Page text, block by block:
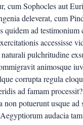
cum Sophocles aut
deleverat, cum
quidem ad testimonium
accessisse
pulchritudine
animosque
corrupta regula
ad famam
non potuerunt usque
audacia